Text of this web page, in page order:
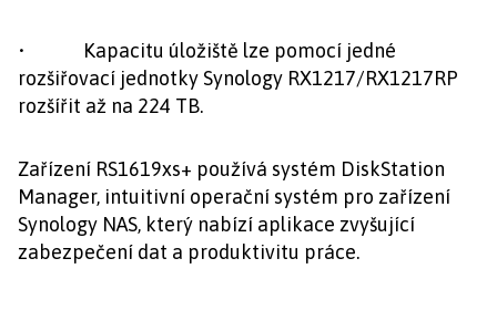
• Kapacitu úložiště lze pomocí jedné
rozšiřovací jednotky Synology RX1217/RX1217RP
rozšířit až na 224 TB.
Zařízení RS1619xs+ používá systém DiskStation
Manager, intuitivní operační systém pro zařízení
Synology NAS, který nabízí aplikace zvyšující
zabezpečení dat a produktivitu práce.